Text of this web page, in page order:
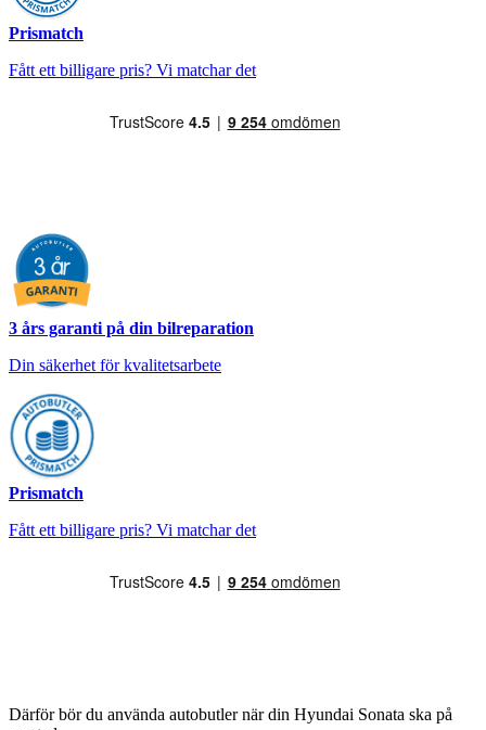
Prismatch
Fått ett billigare pris? Vi matchar det
3 års garanti på din bilreparation
Din säkerhet för kvalitetsarbete
Prismatch
Fått ett billigare pris? Vi matchar det
Därför bör du använda autobutler när din Hyundai Sonata ska på